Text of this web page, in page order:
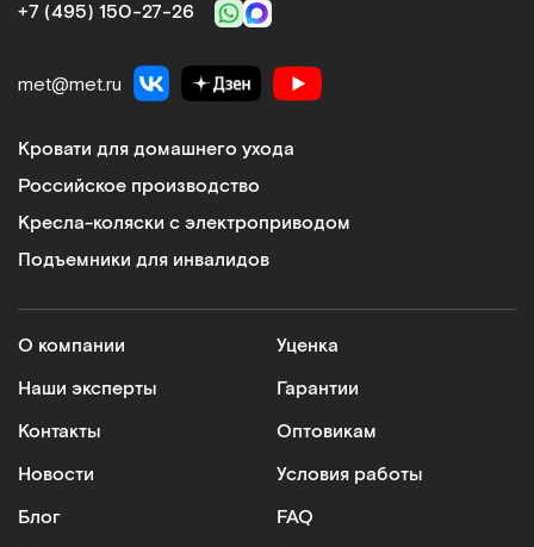
+7 (495) 150‑27‑26
met@met.ru
Кровати для домашнего ухода
Российское производство
Кресла-коляски с электроприводом
Подъемники для инвалидов
О компании
Наши эксперты
Контакты
Новости
Блог
Уценка
Гарантии
Оптовикам
Условия работы
FAQ